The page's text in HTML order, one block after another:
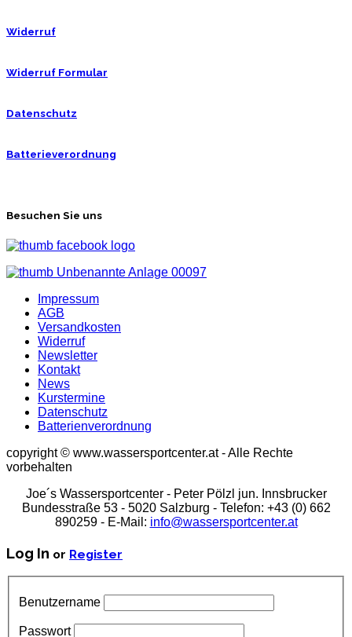
Widerruf
Widerruf Formular
Datenschutz
Batterieverordnung
Besuchen Sie uns
Impressum
AGB
Versandkosten
Widerruf
Newsletter
Kontakt
News
Kurstermine
Datenschutz
Batterienverordnung
copyright © www.wassersportcenter.at - Alle Rechte
vorbehalten
Joe´s Wassersportcenter - Peter Pölzl jun. Innsbrucker
Bundesstraße 53 - 5020 Salzburg - Telefon: +43 (0) 662
890259 - E-Mail: info@wassersportcenter.at
Log In or Register
Benutzername
Passwort